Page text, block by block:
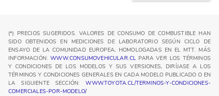
(*) PRECIOS SUGERIDOS. VALORES DE CONSUMO DE COMBUSTIBLE HAN
SIDO OBTENIDOS EN MEDICIONES DE LABORATORIO SEGÚN CICLO DE
ENSAYO DE LA COMUNIDAD EUROPEA, HOMOLOGADAS EN EL MTT. MÁS
INFORMACIÓN:WWW.CONSUMOVEHICULAR.CL PARA VER LOS TÉRMINOS
Y CONDICIONES DE LOS MODELOS Y SUS VERSIONES, DIRÍJASE A LOS
TÉRMINOS Y CONDICIONES GENERALES EN CADA MODELO PUBLICADO O EN
LA SIGUIENTE SECCIÓN:WWW.TOYOTA.CL/TERMINOS-Y-CONDICIONES-
COMERCIALES-POR-MODELO/